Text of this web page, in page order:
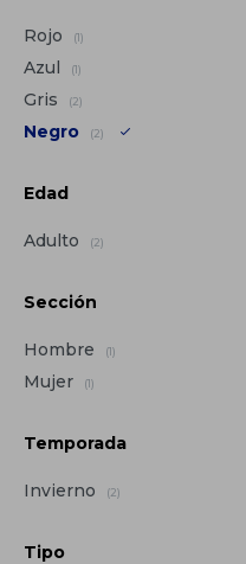
Rojo (1)
Azul (1)
Gris (2)
Negro (2)
Edad
Adulto (2)
Sección
Hombre (1)
Mujer (1)
Temporada
Invierno (2)
Tipo